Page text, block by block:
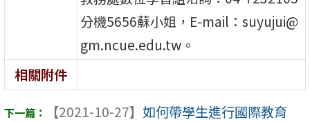
分機5656蘇小姐，E-mail：suyujui@
gm.ncue.edu.tw。
相關附件
【2021-10-27】 如何帶學生進行國際教育